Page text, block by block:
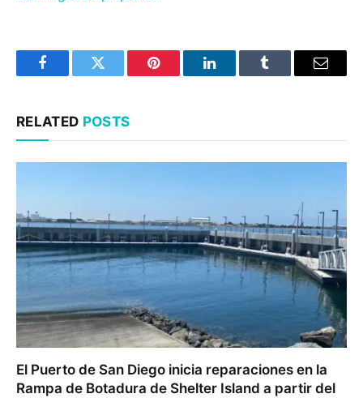
FacebookTwitter Pinterest LinkedInTumblr Email
RELATED POSTS
El Puerto de San Diego inicia reparaciones en la
Rampa de Botadura de Shelter Island a partir del